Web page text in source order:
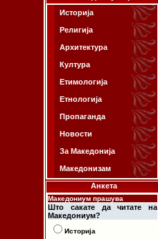
Историја
Религија
Архитектура
Култура
Етимологија
Етнологија
Пропаганда
Новости
За Македонија
Македонизам
Анкета
Македониум прашува
Што сакате да читате на
Македониум?
Историја